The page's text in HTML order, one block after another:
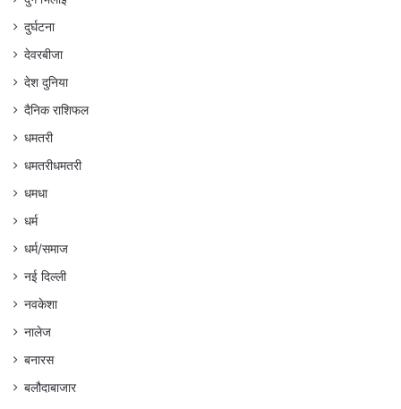
दुर्घटना
देवरबीजा
देश दुनिया
दैनिक राशिफल
धमतरी
धमतरीधमतरी
धमधा
धर्म
धर्म/समाज
नई दिल्ली
नवकेशा
नालेज
बनारस
बलौदाबाजार